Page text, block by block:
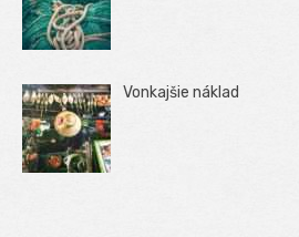
Vonkajšie náklad